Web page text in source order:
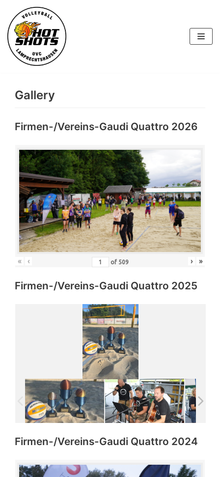
Skip
to
content
Gallery
Firmen-/Vereins-Gaudi Quattro 2026
« ‹ of 509 › »
Firmen-/Vereins-Gaudi Quattro 2025
Firmen-/Vereins-Gaudi Quattro 2024